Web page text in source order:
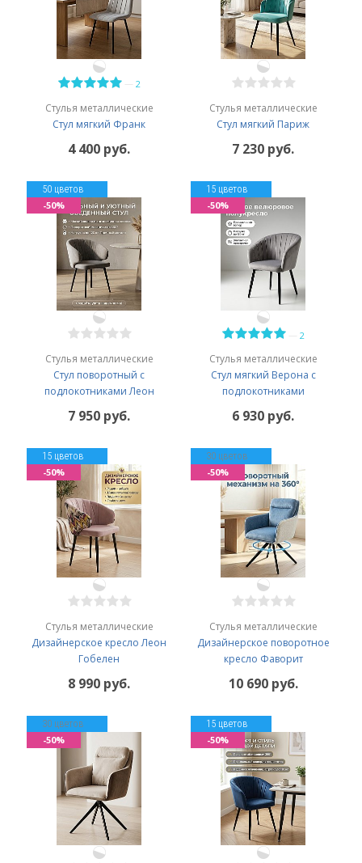
2
Стулья металлические
Стул мягкий Франк
4 400 руб.
Стулья металлические
Стул мягкий Париж
7 230 руб.
Стулья металлические
Стул поворотный с
подлокотниками Леон
50 цветов
7 950 руб.
-50%
2
Стулья металлические
Стул мягкий Верона с
подлокотниками
15 цветов
6 930 руб.
-50%
Стулья металлические
Дизайнерское кресло Леон
Гобелен
15 цветов
8 990 руб.
-50%
Стулья металлические
Дизайнерское поворотное
кресло Фаворит
30 цветов
10 690 руб.
-50%
30 цветов
-50%
15 цветов
-50%